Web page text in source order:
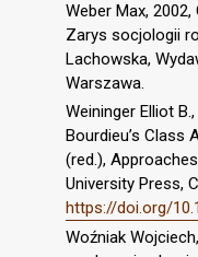
Weber Max,
Zarys socjologii
Lachowska,
Warszawa.
Weininger Elliot
Bourdieu’s Class
(red.),
University Press,
https://doi.org/
Woźniak